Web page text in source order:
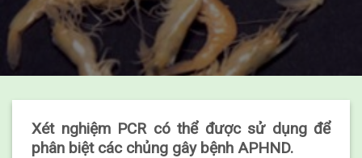
Xét nghiệm PCR có thể được sử dụng để
phân biệt các chủng gây bệnh APHND.